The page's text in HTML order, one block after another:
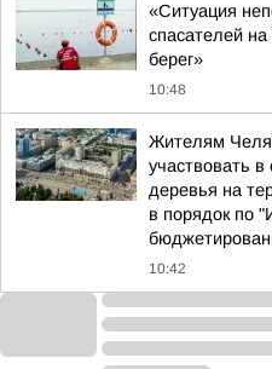
«Ситуация
спасателей
берег»
10:48
Жителям
участвовать
деревья на
в порядок по
10:42